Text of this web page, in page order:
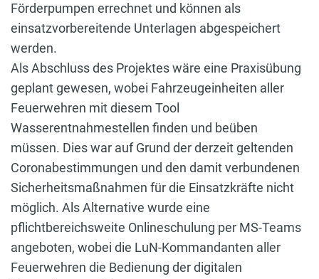
Förderpumpen errechnet und können als
einsatzvorbereitende Unterlagen abgespeichert
werden.
Als Abschluss des Projektes wäre eine Praxisübung
geplant gewesen, wobei Fahrzeugeinheiten aller
Feuerwehren mit diesem Tool
Wasserentnahmestellen finden und beüben
müssen. Dies war auf Grund der derzeit geltenden
Coronabestimmungen und den damit verbundenen
Sicherheitsmaßnahmen für die Einsatzkräfte nicht
möglich. Als Alternative wurde eine
pflichtbereichsweite Onlineschulung per MS-Teams
angeboten, wobei die LuN-Kommandanten aller
Feuerwehren die Bedienung der digitalen